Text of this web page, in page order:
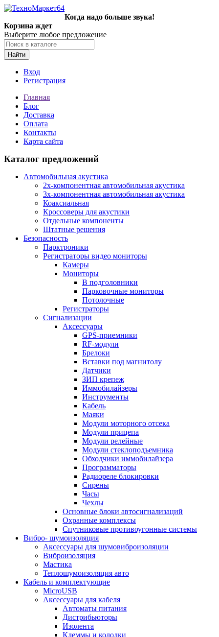
Когда надо больше звука!
Корзина ждет
Выберите любое предложение
Найти
Вход
Регистрация
Главная
Блог
Доставка
Оплата
Контакты
Карта сайта
Каталог предложений
Автомобильная акустика
2х-компонентная автомобильная акустика
3х-компонентная автомобильная акустика
Коаксиальная
Кроссоверы для акустики
Отдельные компоненты
Штатные решения
Безопасность
Парктроники
Регистраторы видео мониторы
Камеры
Мониторы
В подголовники
Парковочные мониторы
Потолочные
Регистраторы
Сигнализации
Аксессуары
GPS-приемники
RF-модули
Брелоки
Вставки под магнитолу
Датчики
ЗИП крепеж
Иммобилайзеры
Инструменты
Кабель
Маяки
Модули моторного отсека
Модули прицепа
Модули релейные
Модули стеклоподъемника
Обходчики иммобилайзера
Программаторы
Радиореле блокировки
Сирены
Часы
Чехлы
Основные блоки автосигнализаций
Охранные комплексы
Спутниковые противоугонные системы
Вибро- шумоизоляция
Аксессуары для шумовиброизоляции
Виброизоляция
Мастика
Теплошумоизоляция авто
Кабель и комплектующие
MicroUSB
Аксессуары для кабеля
Автоматы питания
Дистрибьюторы
Изолента
Клеммы и колодки